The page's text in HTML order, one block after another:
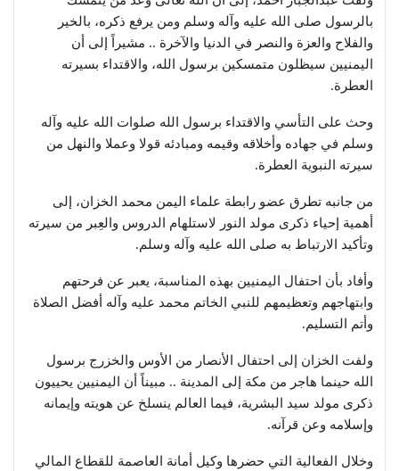
بالرسول صلى الله عليه وآله وسلم ومن يرفع ذكره، بالخير
والفلاح والعزة والنصر في الدنيا والآخرة .. مشيراً إلى أن
اليمنيين سيظلون متمسكين برسول الله، والاقتداء بسيرته
العطرة.
وحث على التأسي والاقتداء برسول الله صلوات الله عليه وآله
وسلم في جهاده وأخلاقه وقيمه ومبادئه قولا وعملا والنهل من
سيرته النبوية العطرة.
من جانبه تطرق عضو رابطة علماء اليمن محمد الخزان، إلى
أهمية إحياء ذكرى مولد النور لاستلهام الدروس والعِبر من سيرته
وتأكيد الارتباط به صلى الله عليه وآله وسلم.
وأفاد بأن احتفال اليمنيين بهذه المناسبة، يعبر عن فرحتهم
وابتهاجهم وتعظيمهم للنبي الخاتم محمد عليه وآله أفضل الصلاة
وأتم التسليم.
ولفت الخزان إلى احتفال الأنصار من الأوس والخزرج برسول
الله حينما هاجر من مكة إلى المدينة .. مبيناً أن اليمنيين يحييون
ذكرى مولد سيد البشرية، فيما العالم ينسلخ عن هويته وإيمانه
وإسلامه وعن قرآنه.
وخلال الفعالية التي حضرها وكيل أمانة العاصمة للقطاع المالي